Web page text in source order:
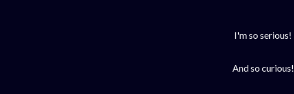
I'm so serious!
And so curious!